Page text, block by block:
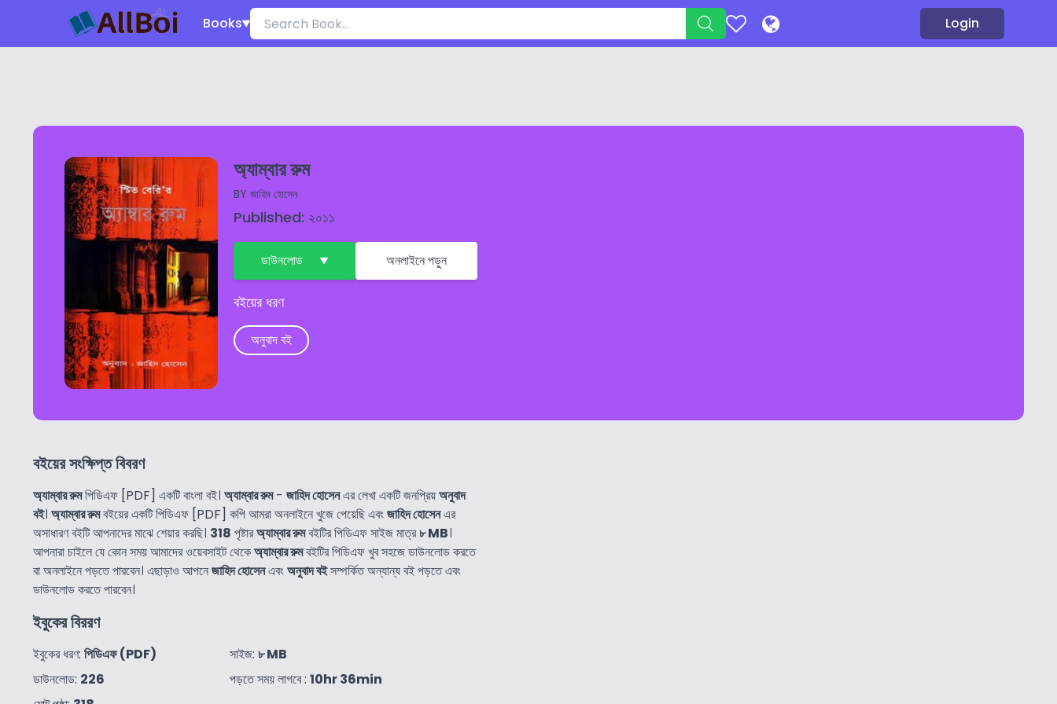
Books Login
অ্যাম্বার রুম
BY জাহিদ হোসেন
Published: ২০১১
ডাউনলোড অনলাইনে পড়ুন
বইয়ের ধরণ
অনুবাদ বই
বইয়ের সংক্ষিপ্ত বিবরণ
অ্যাম্বার রুমপিডিএফ [PDF] একটি বাংলা বই। অ্যাম্বার রুম- জাহিদ হোসেনএর লেখা একটি জনপ্রিয়অনুবাদ
বই। অ্যাম্বার রুমবইয়ের একটি পিডিএফ [PDF] কপি আমরা অনলাইনে খুজে পেয়েছি এবংজাহিদ হোসেনএর
অসাধারণ বইটি আপনাদের মাঝে শেয়ার করছি। 318 পৃষ্টারঅ্যাম্বার রুমবইটির পিডিএফ সাইজ মাত্র৮ MB।
আপনারা চাইলে যে কোন সময় আমাদের ওয়েবসাইট থেকেঅ্যাম্বার রুমবইটির পিডিএফ খুব সহজে ডাউনলোড করতে
বা অনলাইনে পড়তে পারবেন। এছাড়াও আপনেজাহিদ হোসেনএবংঅনুবাদ বইসম্পর্কিত অন্যান্য বই পড়তে এবং
ডাউনলোড করতে পারবেন।
ইবুকের বিররণ
ইবুকের ধরণ: পিডিএফ (PDF)
ডাউনলোড: 226
সাইজ: ৮ MB
পড়তে সময় লাগবে : 10hr 36min